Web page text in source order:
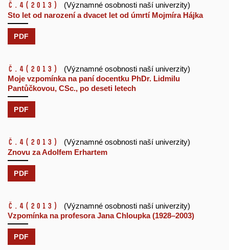
č.4 (2013)
(Významné osobnosti naší univerzity)
Sto let od narození a dvacet let od úmrtí Mojmíra Hájka
PDF
č.4 (2013)
(Významné osobnosti naší univerzity)
Moje vzpomínka na paní docentku PhDr. Lidmilu
Pantůčkovou, CSc., po deseti letech
PDF
č.4 (2013)
(Významné osobnosti naší univerzity)
Znovu za Adolfem Erhartem
PDF
č.4 (2013)
(Významné osobnosti naší univerzity)
Vzpomínka na profesora Jana Chloupka (1928–2003)
PDF